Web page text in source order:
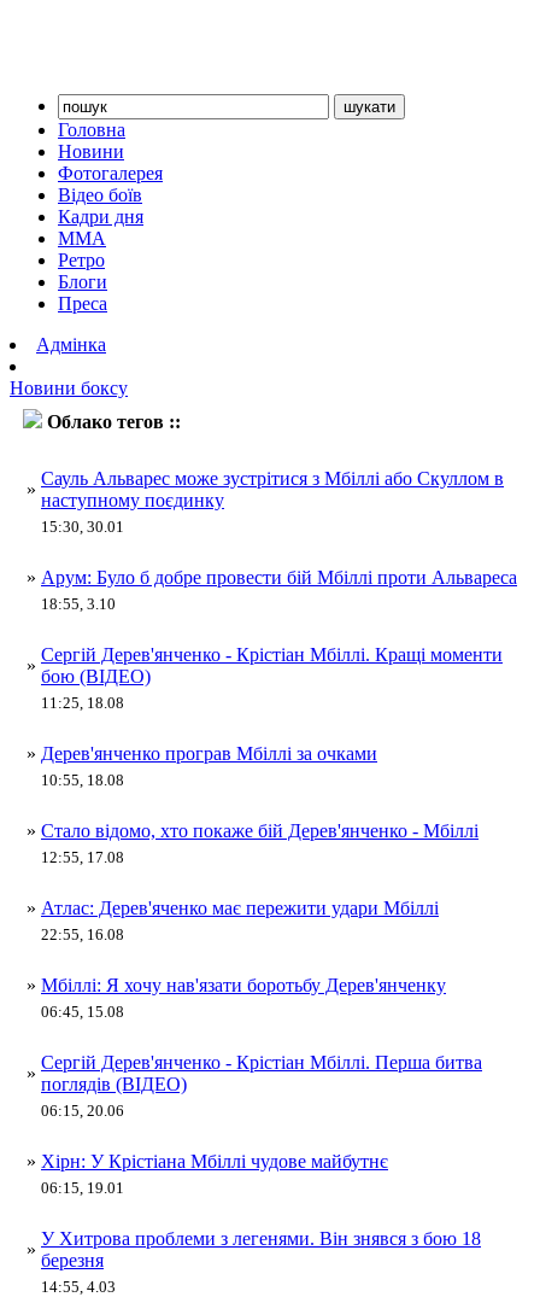
Головна
Новини
Фотогалерея
Відео боїв
Кадри дня
ММА
Ретро
Блоги
Преса
Адмінка
Новини боксу
Облако тегов ::
»
Сауль Альварес може зустрітися з Мбіллі або Скуллом в
наступному поєдинку
15:30, 30.01
» Арум: Було б добре провести бій Мбіллі проти Альвареса
18:55, 3.10
»
Сергій Дерев'янченко - Крістіан Мбіллі. Кращі моменти
бою (ВІДЕО)
11:25, 18.08
» Дерев'янченко програв Мбіллі за очками
10:55, 18.08
» Стало відомо, хто покаже бій Дерев'янченко - Мбіллі
12:55, 17.08
» Атлас: Дерев'яченко має пережити удари Мбіллі
22:55, 16.08
» Мбіллі: Я хочу нав'язати боротьбу Дерев'янченку
06:45, 15.08
»
Сергій Дерев'янченко - Крістіан Мбіллі. Перша битва
поглядів (ВІДЕО)
06:15, 20.06
» Хірн: У Крістіана Мбіллі чудове майбутнє
06:15, 19.01
»
У Хитрова проблеми з легенями. Він знявся з бою 18
березня
14:55, 4.03